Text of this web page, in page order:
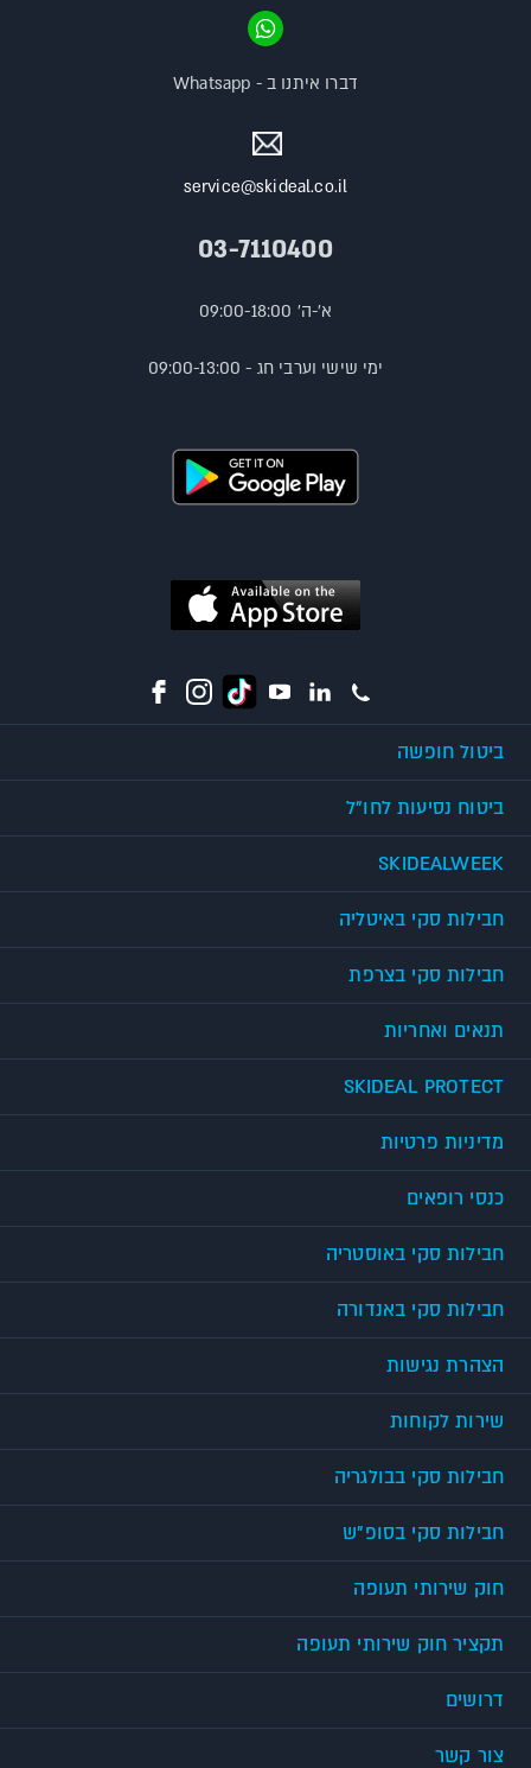
service@skideal.co.il
03-7110400
א'-ה' 09:00-18:00
ימי שישי וערבי חג - 09:00-13:00
דברו איתנו ב - Whatsapp
ביטול חופשה
ביטוח נסיעות לחו"ל
SKIDEALWEEK
חבילות סקי באיטליה
חבילות סקי בצרפת
תנאים ואחריות
SKIDEAL PROTECT
מדיניות פרטיות
כנסי רופאים
חבילות סקי באוסטריה
חבילות סקי באנדורה
הצהרת נגישות
שירות לקוחות
חבילות סקי בבולגריה
חבילות סקי בסופ"ש
חוק שירותי תעופה
תקציר חוק שירותי תעופה
דרושים
צור קשר